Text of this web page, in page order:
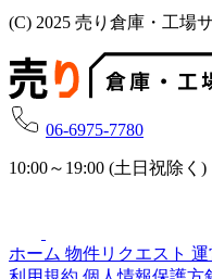
(C) 2025 売り倉庫・工場
06-6975-7780
10:00～19:00 (土日祝除く)
ホーム 物件リクエスト 運